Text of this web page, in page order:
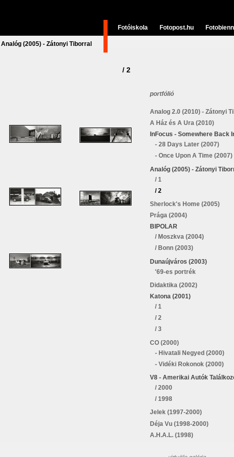
Analóg (2005) - Zátonyi Tiborral
Fotóiskola Fotopost.hu
/ 2
portfólió
Analog 2.0 (2010) - Zátonyi
A Ház és A Ura (2010)
InFocus - Somewhere Back
- 28 Days Later (2007)
- Once Upon A Time (2007)
Analóg (2005) - Zátonyi
/ 1
/ 2
Sherlock's Home (2005)
Prága (2004)
BIPOLAR
/ Moszkva (2004)
/ Bonn (2003)
Dunaújváros (2003)
'69-es portrék
Didaktika (2002)
Katona (2001)
/ 1
/ 2
/ 3
CO (2000)
- Hivatali Negyed (2000)
- Vidéki Rokonok (2000)
V8 - Amerikai Autók
/ 2000
/ 1998
Jelek (1997-2000)
Déja Vu (1998-2000)
A.H.A.L. (1998)